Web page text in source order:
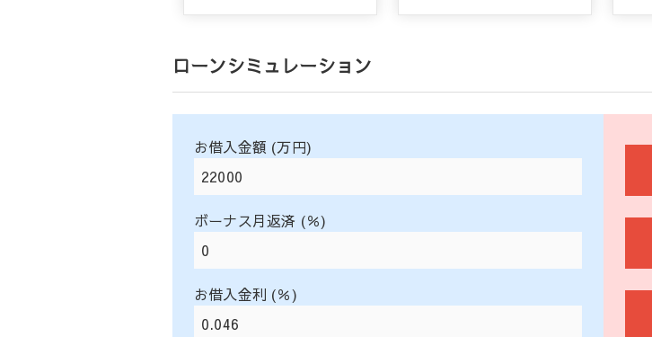
ローンシミュレーション
お借入金額 (万円)
ボーナス月返済 (％)
お借入金利 (％)